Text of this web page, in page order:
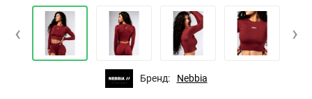
‹ ›
Бренд: Nebbia